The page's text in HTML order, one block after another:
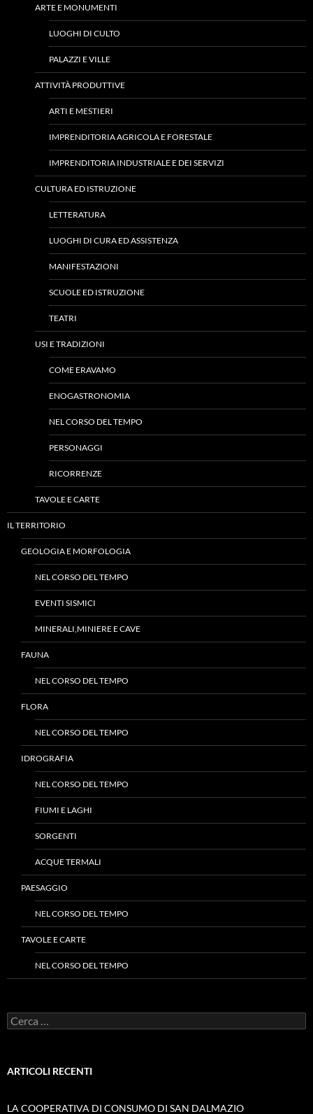
ARTE E MONUMENTI
LUOGHI DI CULTO
PALAZZI E VILLE
ATTIVITÀ PRODUTTIVE
ARTI E MESTIERI
IMPRENDITORIA AGRICOLA E FORESTALE
IMPRENDITORIA INDUSTRIALE E DEI SERVIZI
CULTURA ED ISTRUZIONE
LETTERATURA
LUOGHI DI CURA ED ASSISTENZA
MANIFESTAZIONI
SCUOLE ED ISTRUZIONE
TEATRI
USI E TRADIZIONI
COME ERAVAMO
ENOGASTRONOMIA
NEL CORSO DEL TEMPO
PERSONAGGI
RICORRENZE
TAVOLE E CARTE
IL TERRITORIO
GEOLOGIA E MORFOLOGIA
NEL CORSO DEL TEMPO
EVENTI SISMICI
MINERALI,MINIERE E CAVE
FAUNA
NEL CORSO DEL TEMPO
FLORA
NEL CORSO DEL TEMPO
IDROGRAFIA
NEL CORSO DEL TEMPO
FIUMI E LAGHI
SORGENTI
ACQUE TERMALI
PAESAGGIO
NEL CORSO DEL TEMPO
TAVOLE E CARTE
NEL CORSO DEL TEMPO
Ricerca
per:
ARTICOLI RECENTI
LA COOPERATIVA DI CONSUMO DI SAN DALMAZIO